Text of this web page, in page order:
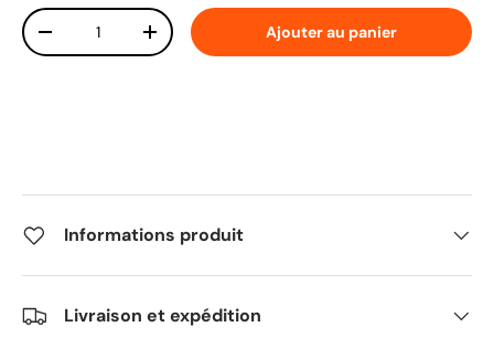
Qté
Diminuer la quantitéAugmenter la quantitéAjouter au panier
Informations produit
Livraison et expédition